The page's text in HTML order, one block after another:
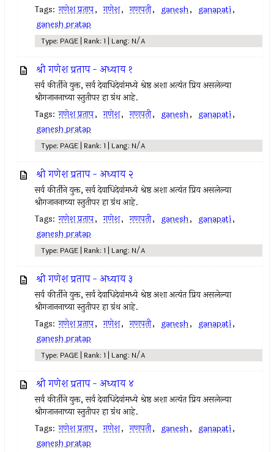
Tags: गणेश प्रताप, गणेश, गणपती, ganesh, ganapati,
ganesh pratap
Type: PAGE | Rank: 1 | Lang: N/A
श्री गणेश प्रताप - अध्याय १
सर्व कीर्तीने युक्त, सर्व देवाधिदेवांमध्ये श्रेष्ठ अशा अत्यंत प्रिय असलेल्या
श्रीगजाननाच्या स्तुतीपर हा ग्रंथ आहे.
Tags: गणेश प्रताप, गणेश, गणपती, ganesh, ganapati,
ganesh pratap
Type: PAGE | Rank: 1 | Lang: N/A
श्री गणेश प्रताप - अध्याय २
सर्व कीर्तीने युक्त, सर्व देवाधिदेवांमध्ये श्रेष्ठ अशा अत्यंत प्रिय असलेल्या
श्रीगजाननाच्या स्तुतीपर हा ग्रंथ आहे.
Tags: गणेश प्रताप, गणेश, गणपती, ganesh, ganapati,
ganesh pratap
Type: PAGE | Rank: 1 | Lang: N/A
श्री गणेश प्रताप - अध्याय ३
सर्व कीर्तीने युक्त, सर्व देवाधिदेवांमध्ये श्रेष्ठ अशा अत्यंत प्रिय असलेल्या
श्रीगजाननाच्या स्तुतीपर हा ग्रंथ आहे.
Tags: गणेश प्रताप, गणेश, गणपती, ganesh, ganapati,
ganesh pratap
Type: PAGE | Rank: 1 | Lang: N/A
श्री गणेश प्रताप - अध्याय ४
सर्व कीर्तीने युक्त, सर्व देवाधिदेवांमध्ये श्रेष्ठ अशा अत्यंत प्रिय असलेल्या
श्रीगजाननाच्या स्तुतीपर हा ग्रंथ आहे.
Tags: गणेश प्रताप, गणेश, गणपती, ganesh, ganapati,
ganesh pratap